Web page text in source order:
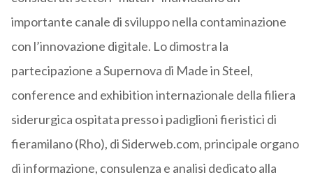
importante canale di sviluppo nella contaminazione
con l’innovazione digitale. Lo dimostra la
partecipazione a Supernova di Made in Steel,
conference and exhibition internazionale della filiera
siderurgica ospitata presso i padiglioni fieristici di
fieramilano (Rho), di Siderweb.com, principale organo
di informazione, consulenza e analisi dedicato alla